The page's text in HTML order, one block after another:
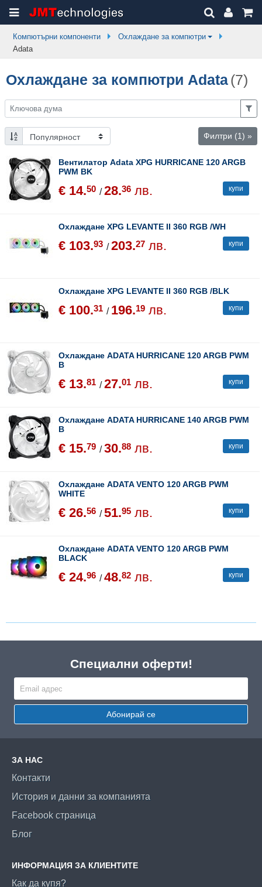
Компютърни компоненти
Охлаждане за компютри
Adata
Охлаждане за компютри Adata(7)
Филтри (1) »
Вентилатор Adata XPG HURRICANE 120 ARGB
PWM BK
€ 14.50 /28.36 лв. купи
Охлаждане XPG LEVANTE II 360 RGB /WH
€ 103.93 /203.27 лв. купи
Охлаждане XPG LEVANTE II 360 RGB /BLK
€ 100.31 / 196.19 лв. купи
Охлаждане ADATA HURRICANE 120 ARGB PWM
B
€ 13.81 /27.01 лв. купи
Охлаждане ADATA HURRICANE 140 ARGB PWM
B
€ 15.79 /30.88 лв. купи
Охлаждане ADATA VENTO 120 ARGB PWM
WHITE
€ 26.56 /51.95 лв. купи
Охлаждане ADATA VENTO 120 ARGB PWM
BLACK
€ 24.96 /48.82 лв. купи
Специални оферти!
Абонирай се
ЗА НАС
Контакти
История и данни за компанията
Facebook страница
Блог
ИНФОРМАЦИЯ ЗА КЛИЕНТИТЕ
Как да купя?